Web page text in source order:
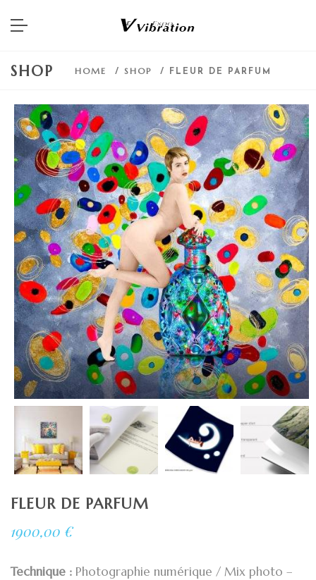
SHOP HOME / SHOP / FLEUR DE PARFUM
FLEUR DE PARFUM
1900,00 €
Technique : Photographie numérique / Mix photo –